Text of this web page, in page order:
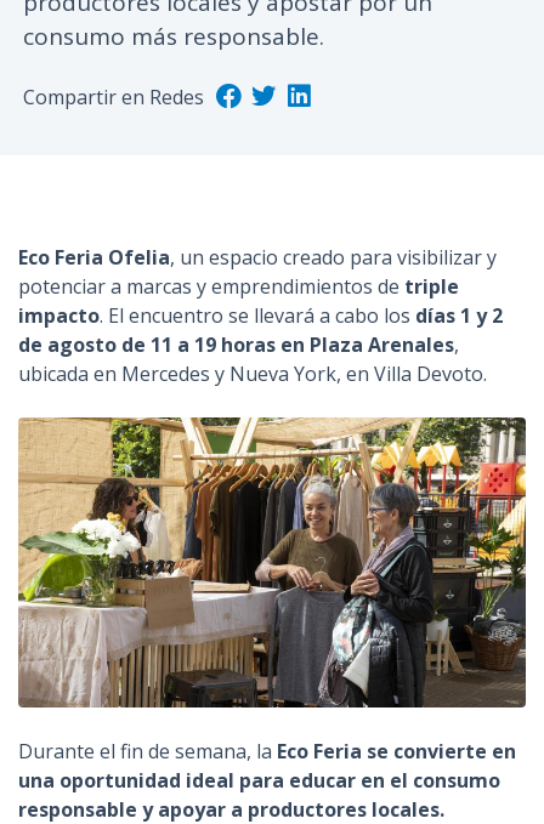
n
c
p
consumo más responsable.
Compartir en Redes
Eco Feria Ofelia, un espacio creado para visibilizar y
potenciar a marcas y emprendimientos de triple
impacto. El encuentro se llevará a cabo los días 1 y 2
de agosto de 11 a 19 horas en Plaza Arenales,
ubicada en Mercedes y Nueva York, en Villa Devoto.
Durante el fin de semana, la Eco Feria se convierte en
una oportunidad ideal para educar en el consumo
responsable y apoyar a productores locales.